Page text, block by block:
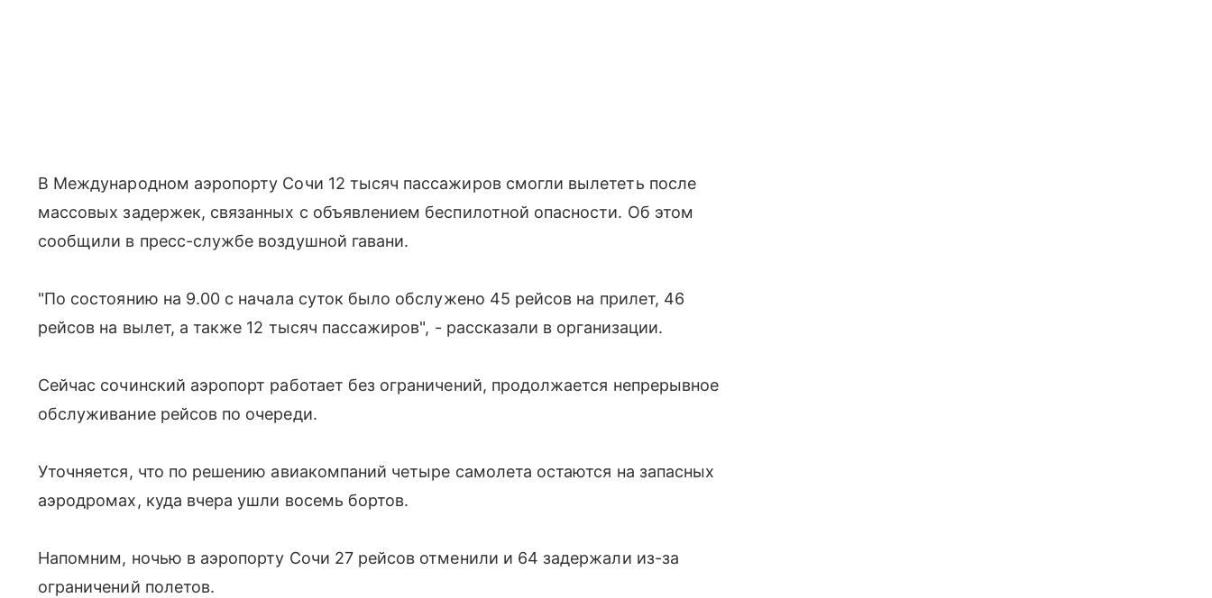
В Международном аэропорту Сочи 12 тысяч пассажиров смогли вылететь после
массовых задержек, связанных с объявлением беспилотной опасности. Об этом
сообщили в пресс-службе воздушной гавани.
"По состоянию на 9.00 с начала суток было обслужено 45 рейсов на прилет, 46
рейсов на вылет, а также 12 тысяч пассажиров", - рассказали в организации.
Сейчас сочинский аэропорт работает без ограничений, продолжается непрерывное
обслуживание рейсов по очереди.
Уточняется, что по решению авиакомпаний четыре самолета остаются на запасных
аэродромах, куда вчера ушли восемь бортов.
Напомним, ночью в аэропорту Сочи 27 рейсов отменили и 64 задержали из-за
ограничений полетов.